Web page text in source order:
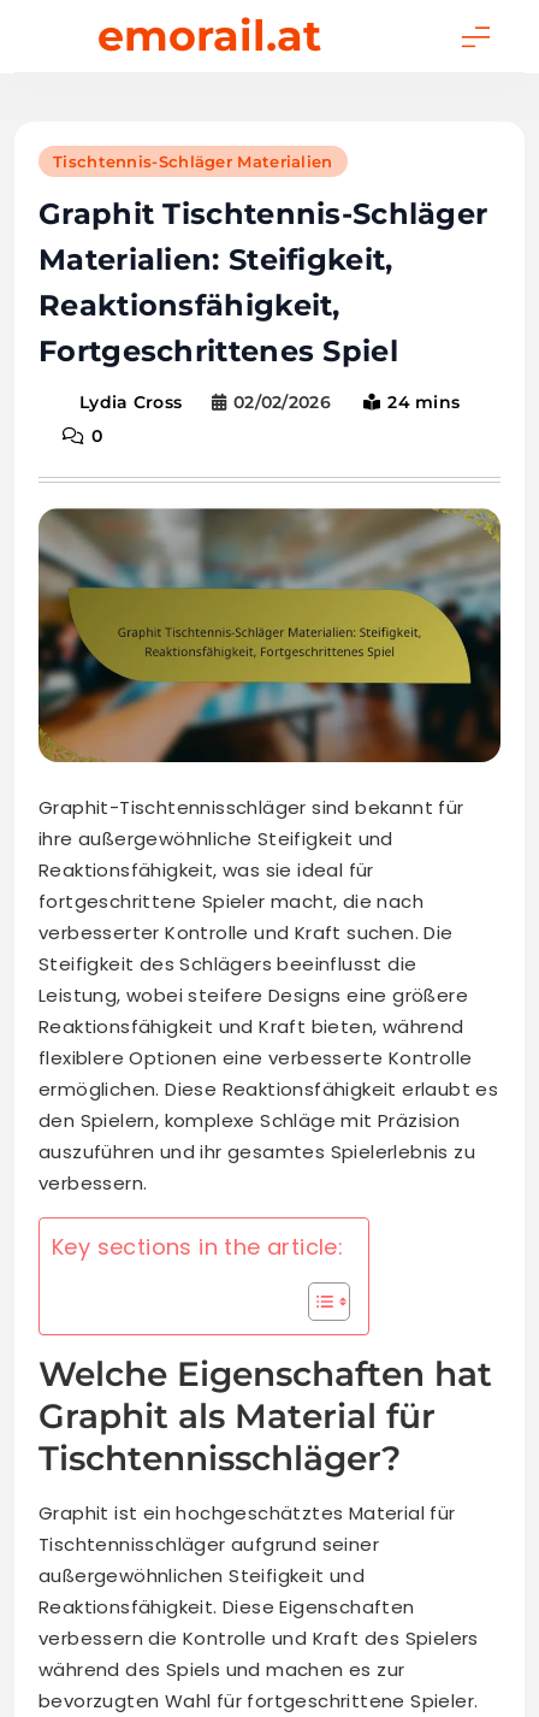
emorail.at
Tischtennis-Schläger Materialien
Graphit Tischtennis-Schläger
Materialien: Steifigkeit,
Reaktionsfähigkeit,
Fortgeschrittenes Spiel
Lydia Cross 02/02/2026
24 mins
0
Graphit-Tischtennisschläger sind bekannt für
ihre außergewöhnliche Steifigkeit und
Reaktionsfähigkeit, was sie ideal für
fortgeschrittene Spieler macht, die nach
verbesserter Kontrolle und Kraft suchen. Die
Steifigkeit des Schlägers beeinflusst die
Leistung, wobei steifere Designs eine größere
Reaktionsfähigkeit und Kraft bieten, während
flexiblere Optionen eine verbesserte Kontrolle
ermöglichen. Diese Reaktionsfähigkeit erlaubt es
den Spielern, komplexe Schläge mit Präzision
auszuführen und ihr gesamtes Spielerlebnis zu
verbessern.
Key sections in the article:
Welche Eigenschaften hat
Graphit als Material für
Tischtennisschläger?
Graphit ist ein hochgeschätztes Material für
Tischtennisschläger aufgrund seiner
außergewöhnlichen Steifigkeit und
Reaktionsfähigkeit. Diese Eigenschaften
verbessern die Kontrolle und Kraft des Spielers
während des Spiels und machen es zur
bevorzugten Wahl für fortgeschrittene Spieler.